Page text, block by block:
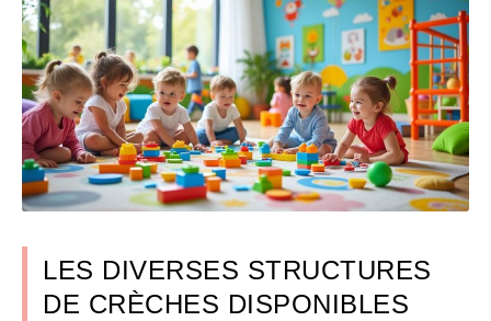
LES DIVERSES STRUCTURES
DE CRÈCHES DISPONIBLES